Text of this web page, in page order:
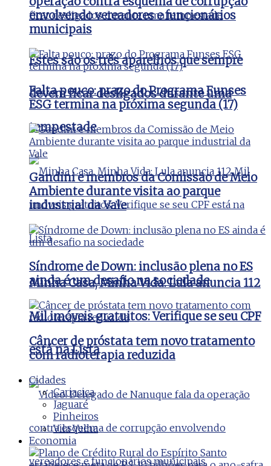
Estes são os três aparelhos que sempre
devem ficar desligados durante uma
tempestade
Minha Casa, Minha Vida: Lula anuncia 112
Mil imóveis gratuitos: Verifique se seu CPF
está na Lista
envolvendo vereadores e funcionários
municipais
Falta pouco: prazo do Programa Funses
ESG termina na próxima segunda (17)
Gandini e membros da Comissão de Meio
Ambiente durante visita ao parque
industrial da Vale
Síndrome de Down: inclusão plena no ES
ainda é um desafio na sociedade
Câncer de próstata tem novo tratamento
com radioterapia reduzida
Cidades
Cariacica
Jaguaré
Pinheiros
Vila Velha
Economia